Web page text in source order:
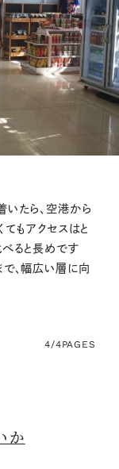
いたら、空港から
もアクセスはと
ると長めです
、幅広い層に向
4/4PAGES
か